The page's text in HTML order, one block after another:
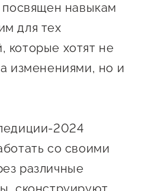
в
и
посвящен навыкам
для тех
которые хотят не
изменениями, но и
2024
со своими
различные